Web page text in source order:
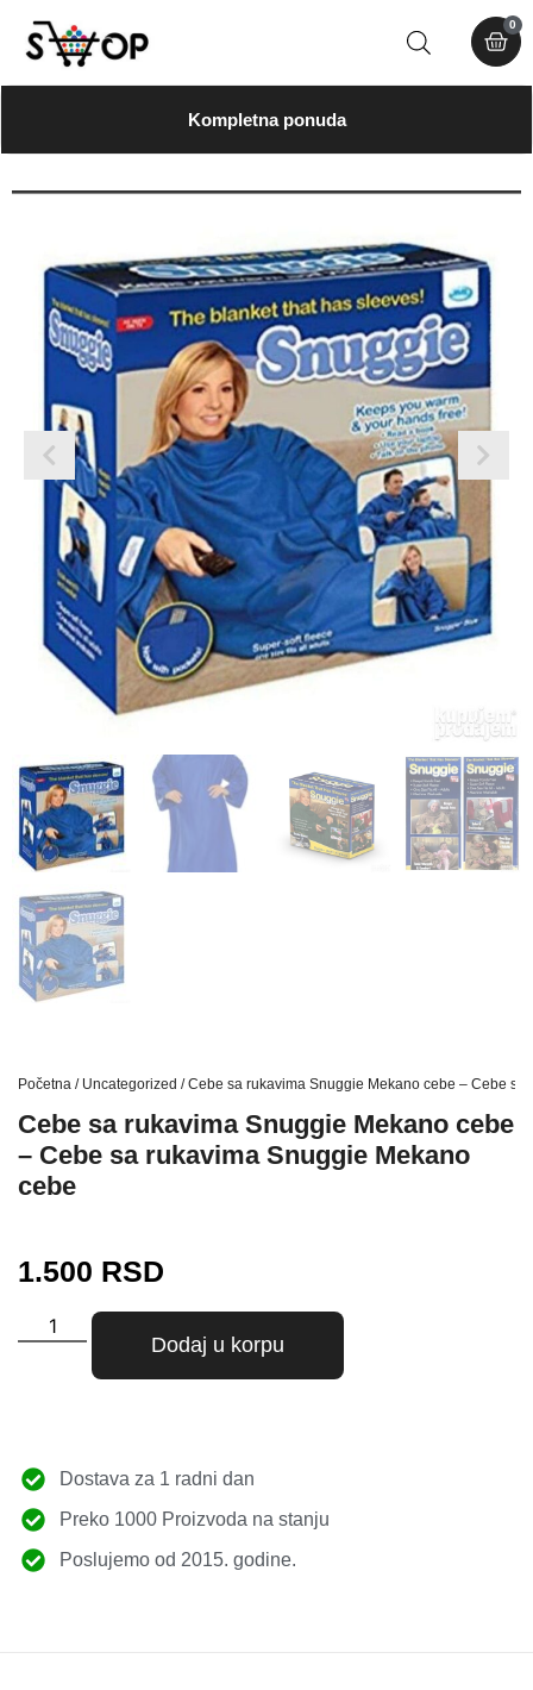
0
Kompletna ponuda
Početna / Uncategorized / Cebe sa rukavima Snuggie Mekano cebe – Cebe
Cebe sa rukavima Snuggie Mekano cebe
– Cebe sa rukavima Snuggie Mekano
cebe
1.500 RSD
Dodaj u korpu
Dostava za 1 radni dan
Preko 1000 Proizvoda na stanju
Poslujemo od 2015. godine.